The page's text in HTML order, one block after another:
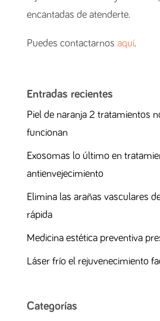
encantadas de atenderte.
Puedes contactarnos aquí.
Entradas recientes
Piel de naranja 2 tratamientos
funcionan
Exosomas lo último en
antienvejecimiento
Elimina las arañas vasculares
rápida
Medicina estética preventiva
Láser frío el rejuvenecimiento
Categorías